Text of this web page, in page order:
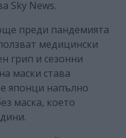
Sky News.
преди пандемията
медицински
грип и сезонни
маски става
японци напълно
маска, което